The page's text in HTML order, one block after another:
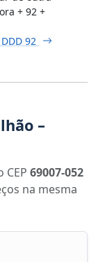
+ 92 +
92
–
69007-052
na mesma